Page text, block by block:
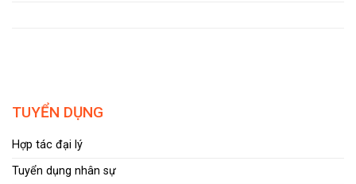
TUYỂN DỤNG
Hợp tác đại lý
Tuyển dụng nhân sự